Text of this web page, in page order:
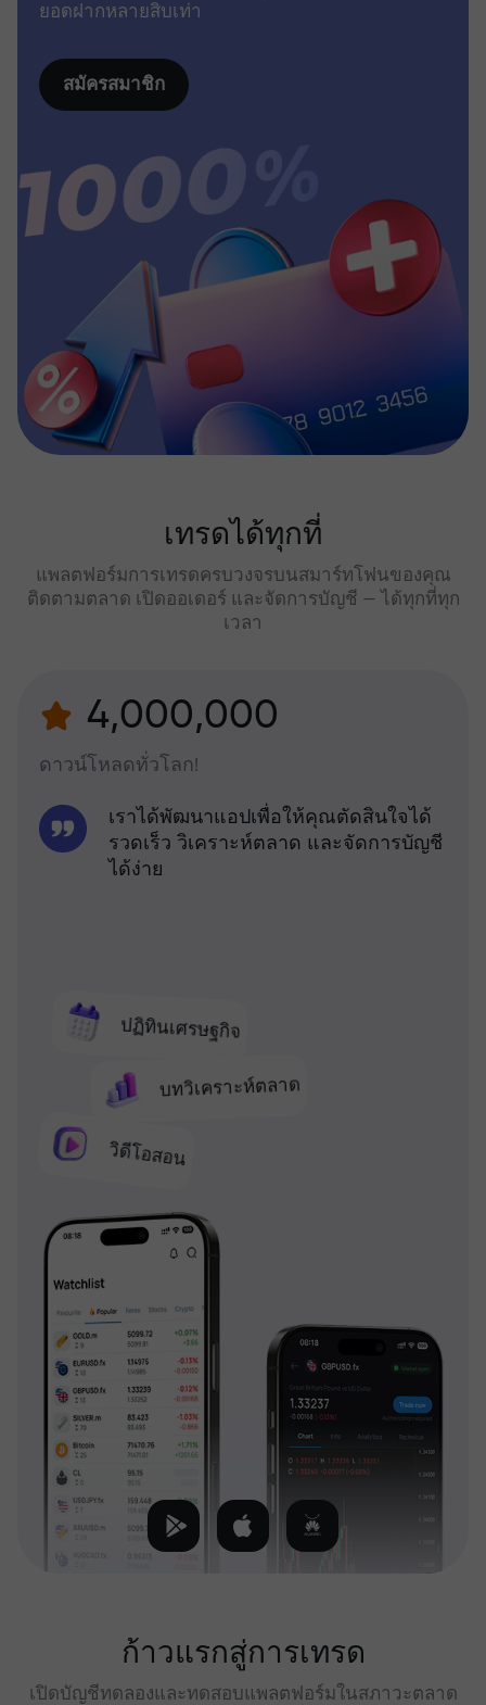
ยอดฝากหลายสิบเท่า
สมัครสมาชิก
เทรดได้ทุกที่
แพลตฟอร์มการเทรดครบวงจรบนสมาร์ทโฟนของคุณ
ติดตามตลาด เปิดออเดอร์ และจัดการบัญชี — ได้ทุกที่ทุก
เวลา
4,000,000
ดาวน์โหลดทั่วโลก!
ปฏิทินเศรษฐกิจ
บทวิเคราะห์ตลาด
วิดีโอสอน
เราได้พัฒนาแอปเพื่อให้คุณตัดสินใจได้
รวดเร็ว วิเคราะห์ตลาด และจัดการบัญชี
ได้ง่าย
ก้าวแรกสู่การเทรด
เปิดบัญชีทดลองและทดสอบแพลตฟอร์มในสภาวะตลาด